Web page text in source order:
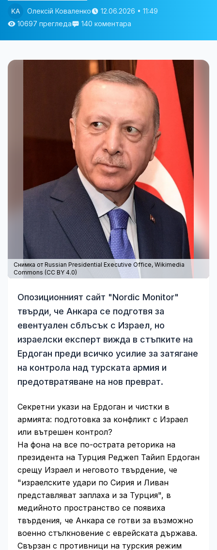
Олексій Коваленко
12.06.2026 • 11:49
10697 прегледа
140 коментара
Снимка от Russian Presidential Executive Office, Wikimedia
Commons (CC BY 4.0)
Опозиционният сайт "Nordic Monitor"
твърди, че Анкара се подготвя за
евентуален сблъсък с Израел, но
израелски експерт вижда в стъпките на
Ердоган преди всичко усилие за затягане
на контрола над турската армия и
предотвратяване на нов преврат.
Секретни укази на Ердоган и чистки в
армията: подготовка за конфликт с Израел
или вътрешен контрол?
На фона на все по-острата реторика на
президента на Турция Реджеп Тайип Ердоган
срещу Израел и неговото твърдение, че
"израелските удари по Сирия и Ливан
представляват заплаха и за Турция", в
медийното пространство се появиха
твърдения, че Анкара се готви за възможно
военно стълкновение с еврейската държава.
Свързан с противници на турския режим